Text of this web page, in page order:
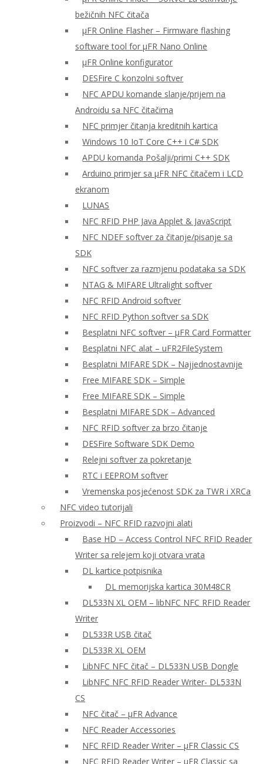
bežičnih NFC čitača
μFR Online Flasher – Firmware flashing
software tool for μFR Nano Online
μFR Online konfigurator
DESFire C konzolni softver
NFC APDU komande slanje/prijem na
Androidu sa NFC čitačima
NFC primjer čitanja kreditnih kartica
Windows 10 IoT Core C++ i C# SDK
APDU komanda Pošalji/primi C++ SDK
Arduino primjer sa μFR NFC čitačem i LCD
ekranom
LUNAS
NFC RFID PHP Java Applet & JavaScript
NFC NDEF softver za čitanje/pisanje sa
SDK
NFC softver za razmjenu podataka sa SDK
NTAG & MIFARE Ultralight softver
NFC RFID Android softver
NFC RFID Python softver sa SDK
Besplatni NFC softver – μFR Card Formatter
Besplatni NFC alat – uFR2FileSystem
Besplatni MIFARE SDK – Najjednostavnije
Free MIFARE SDK – Simple
Free MIFARE SDK – Simple
Besplatni MIFARE SDK – Advanced
NFC RFID softver za brzo čitanje
DESFire Software SDK Demo
Relejni softver za pokretanje
RTC i EEPROM softver
Vremenska posjećenost SDK za TWR i XRCa
NFC video tutorijali
Proizvodi – NFC RFID razvojni alati
Base HD – Access Control NFC RFID Reader
Writer sa relejem koji otvara vrata
DL kartice potpisnika
DL memorijska kartica 30M48CR
DL533N XL OEM – libNFC NFC RFID Reader
Writer
DL533R USB čitač
DL533R XL OEM
LibNFC NFC čitač – DL533N USB Dongle
LibNFC NFC RFID Reader Writer- DL533N
CS
NFC čitač – μFR Advance
NFC Reader Accessories
NFC RFID Reader Writer – μFR Classic CS
NFC RFID Reader Writer – μFR Classic sa